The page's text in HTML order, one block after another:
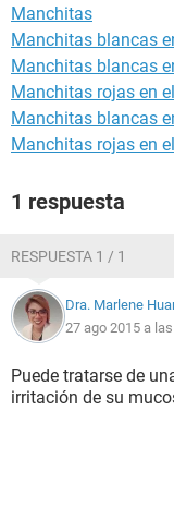
Manchitas
Manchitas blancas
Manchitas blancas
Manchitas rojas en
Manchitas blancas
Manchitas rojas en
1 respuesta
RESPUESTA 1 / 1
Dra. Marlene
27 ago 2015 a
Puede tratarse de
irritación de su